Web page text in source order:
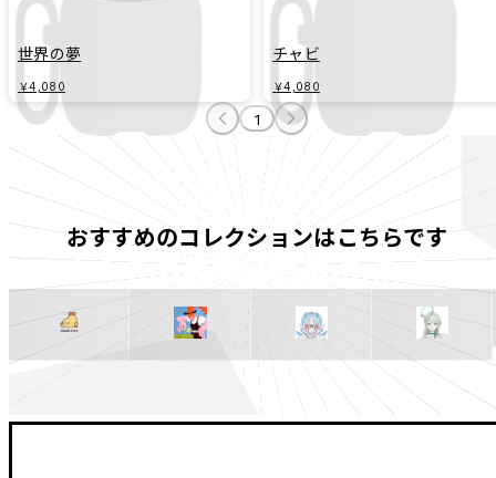
世界の夢
￥4,080
チャビ
￥4,080
1
おすすめのコレクションはこちらです